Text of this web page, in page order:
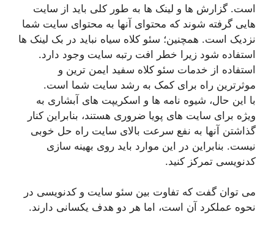
است. گزارش ها و لینک ها به طور کلی باید از سایت
هایی گرفته شوند که محتوای آنها به محتوای سایت شما
نزدیک است. همچنین؛ سئو کلاه سیاه نباید در بک لینک ها
استفاده شود زیرا خطر افت رتبه سایت وجود دارد.
استفاده از خدمات سئو کلاه سفید ایمن ترین و
موثرترین راه برای کمک به رشد سایت شما است.
با این حال، شیوه نامه ها و اسکریپت های آبشاری به
ویژه برای سایت های پویا ضروری هستند، بنابراین کنار
گذاشتن آنها به نفع سرعت بالای سایت راه حل خوبی
نیست. بنابراین در این موارد باید روی بهینه سازی
کدنویسی تمرکز کنید.
می توان گفت که تفاوت بین سئو سایت و کدنویسی در
نحوه عملکرد آن است، اما هر دو هدف یکسانی دارند.